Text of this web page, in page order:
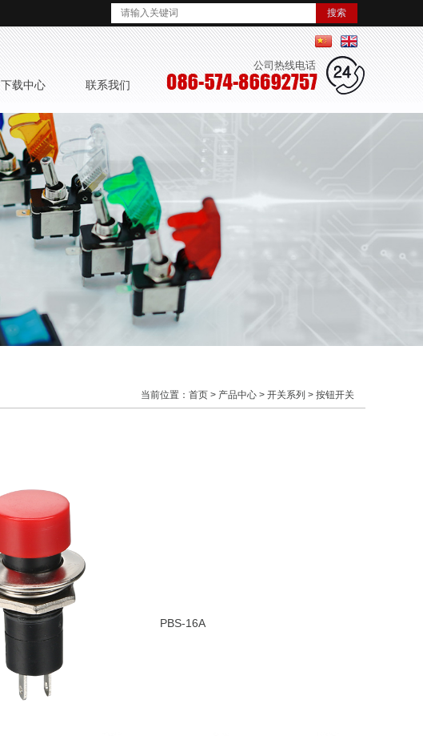
简体中文English
下载中心 联系我们
公司热线电话
当前位置： 首页 > 产品中心 > 开关系列 > 按钮开关
PBS-16A